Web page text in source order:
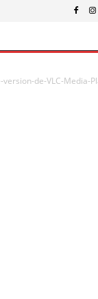
de-VLC-Media-